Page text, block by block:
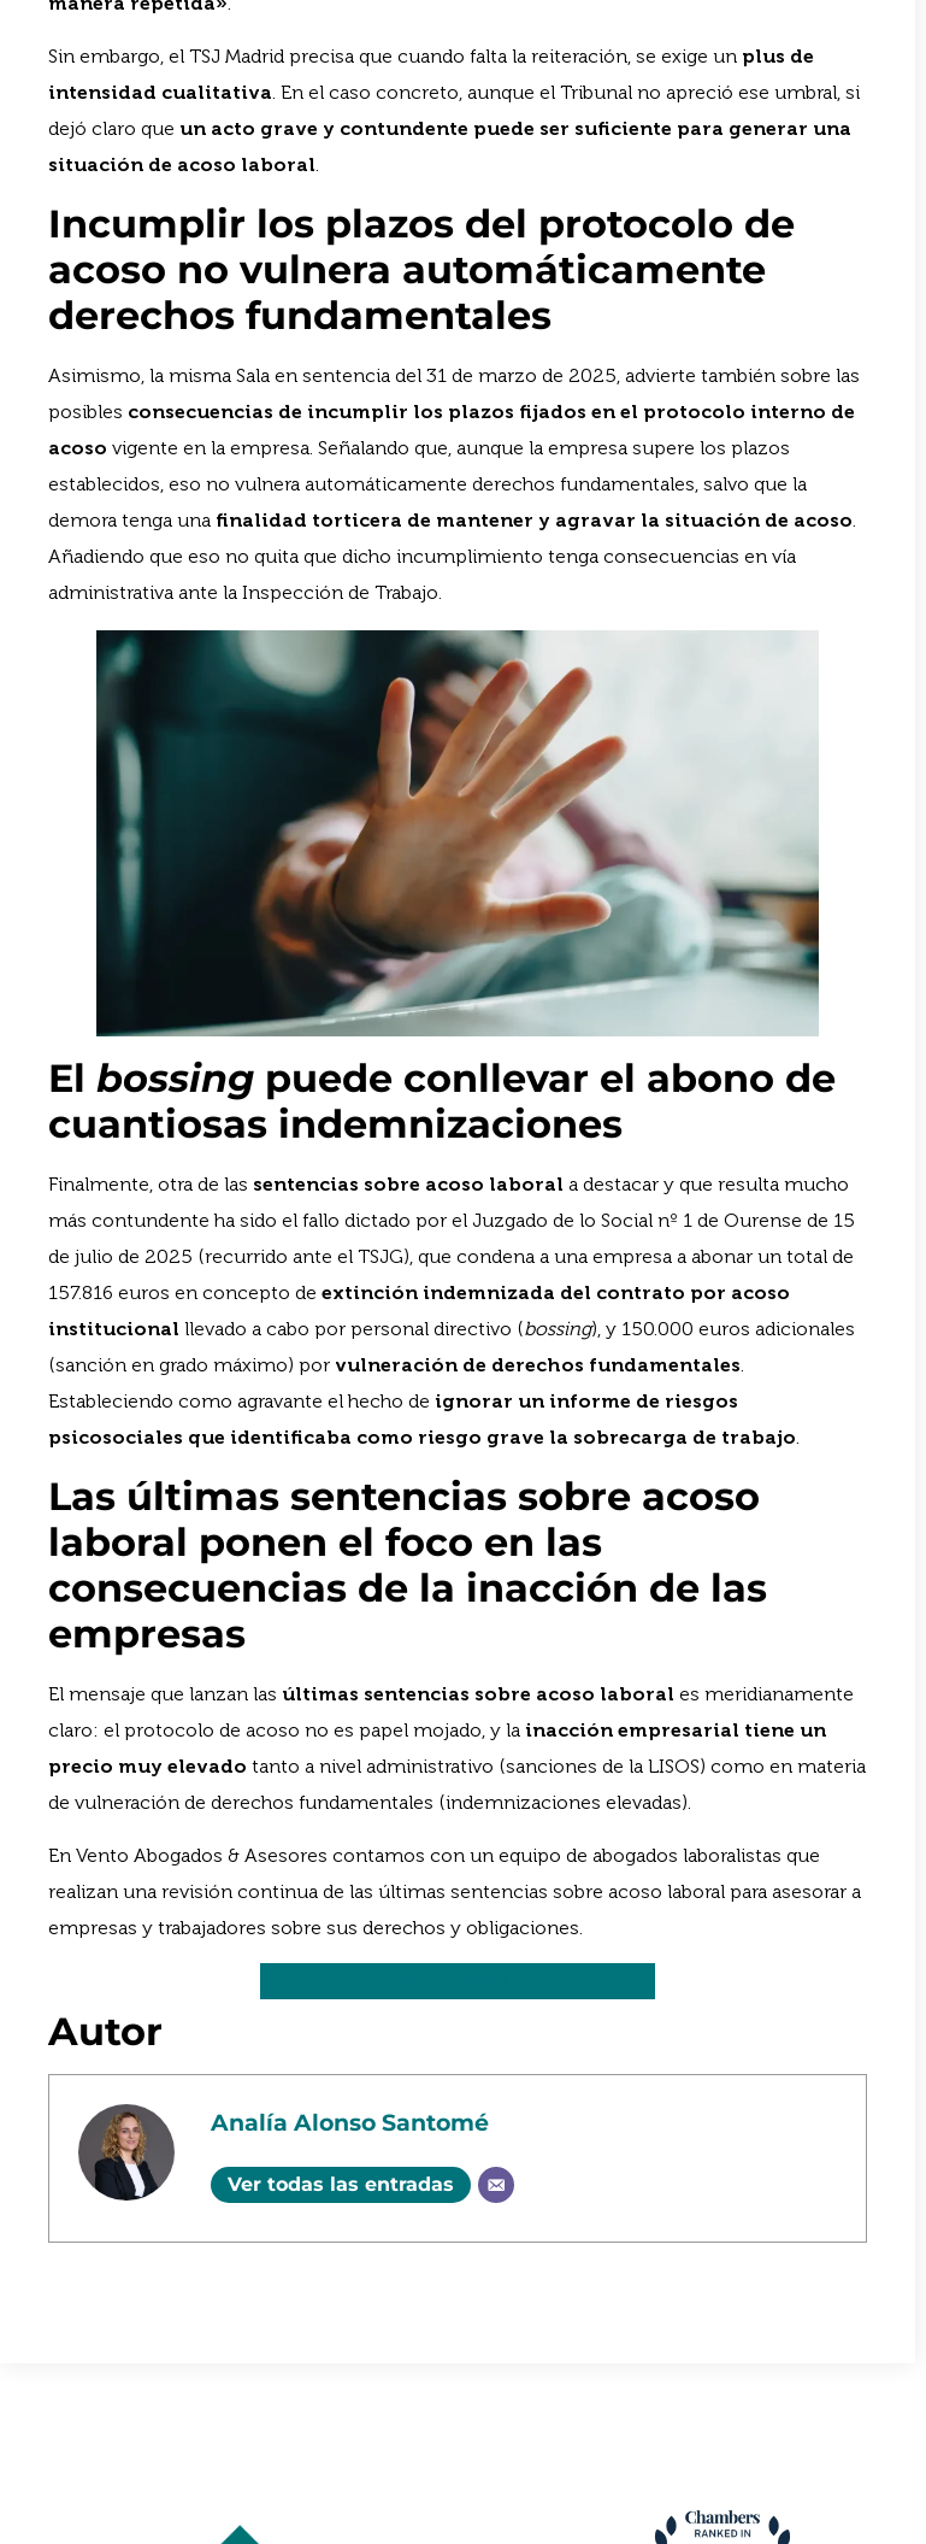
Sin embargo, el TSJ Madrid precisa que cuando falta la reiteración, se exige un plus de
intensidad cualitativa. En el caso concreto, aunque el Tribunal no apreció ese umbral, si
dejó claro que un acto grave y contundente puede ser suficiente para generar una
situación de acoso laboral.
Incumplir los plazos del protocolo de
acoso no vulnera automáticamente
derechos fundamentales
Asimismo, la misma Sala en sentencia del 31 de marzo de 2025, advierte también sobre las
posibles consecuencias de incumplir los plazos fijados en el protocolo interno de
acoso vigente en la empresa. Señalando que, aunque la empresa supere los plazos
establecidos, eso no vulnera automáticamente derechos fundamentales, salvo que la
demora tenga una finalidad torticera de mantener y agravar la situación de acoso.
Añadiendo que eso no quita que dicho incumplimiento tenga consecuencias en vía
administrativa ante la Inspección de Trabajo.
El bossing puede conllevar el abono de
cuantiosas indemnizaciones
Finalmente, otra de las sentencias sobre acoso laboral a destacar y que resulta mucho
más contundente ha sido el fallo dictado por el Juzgado de lo Social nº 1 de Ourense de 15
de julio de 2025 (recurrido ante el TSJG), que condena a una empresa a abonar un total de
157.816 euros en concepto de extinción indemnizada del contrato por acoso
institucional llevado a cabo por personal directivo (bossing), y 150.000 euros adicionales
(sanción en grado máximo) por vulneración de derechos fundamentales.
Estableciendo como agravante el hecho de ignorar un informe de riesgos
psicosociales que identificaba como riesgo grave la sobrecarga de trabajo.
Las últimas sentencias sobre acoso
laboral ponen el foco en las
consecuencias de la inacción de las
empresas
El mensaje que lanzan las últimas sentencias sobre acoso laboral es meridianamente
claro: el protocolo de acoso no es papel mojado, y la inacción empresarial tiene un
precio muy elevado tanto a nivel administrativo (sanciones de la LISOS) como en materia
de vulneración de derechos fundamentales (indemnizaciones elevadas).
En Vento Abogados & Asesores contamos con un equipo de abogados laboralistas que
realizan una revisión continua de las últimas sentencias sobre acoso laboral para asesorar a
empresas y trabajadores sobre sus derechos y obligaciones.
Autor
Analía Alonso Santomé
Ver todas las entradas